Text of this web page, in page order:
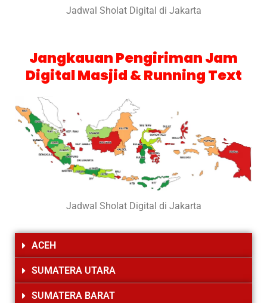
Jadwal Sholat Digital di Jakarta
Jangkauan Pengiriman Jam
Digital Masjid & Running Text
Jadwal Sholat Digital di Jakarta
ACEH
SUMATERA UTARA
SUMATERA BARAT